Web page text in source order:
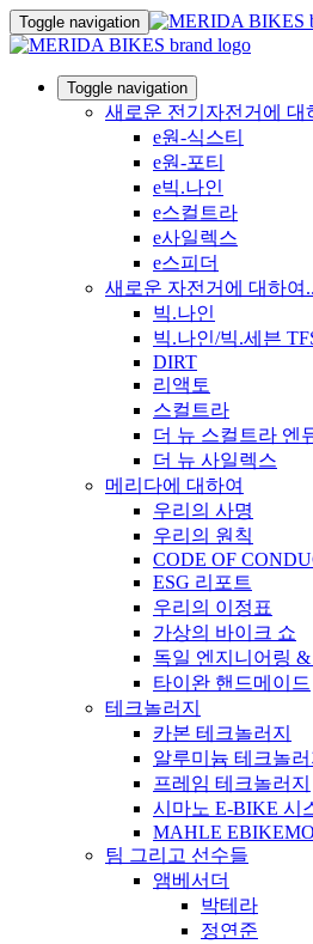
Toggle navigation
Toggle navigation
새로운 전기자전거에 대
e원-식스티
e원-포티
e빅.나인
e스컬트라
e사일렉스
e스피더
새로운 자전거에 대하여..
빅.나인
빅.나인/빅.세븐
DIRT
리액토
스컬트라
더 뉴 스컬트라 엔
더 뉴 사일렉스
메리다에 대하여
우리의 사명
우리의 원칙
CODE OF
ESG 리포트
우리의 이정표
가상의 바이크 쇼
독일 엔지니어링
타이완 핸드메이드
테크놀러지
카본 테크놀러지
알루미늄 테크놀러
프레임 테크놀러지
시마노 E-BIKE 시
MAHLE
팀 그리고 선수들
앰베서더
박테라
정연준